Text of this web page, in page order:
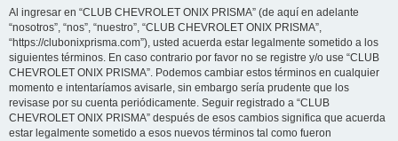
Al ingresar en “CLUB CHEVROLET ONIX PRISMA” (de aquí en adelante
“nosotros”, “nos”, “nuestro”, “CLUB CHEVROLET ONIX PRISMA”,
“https://clubonixprisma.com”), usted acuerda estar legalmente sometido a los
siguientes términos. En caso contrario por favor no se registre y/o use “CLUB
CHEVROLET ONIX PRISMA”. Podemos cambiar estos términos en cualquier
momento e intentaríamos avisarle, sin embargo sería prudente que los
revisase por su cuenta periódicamente. Seguir registrado a “CLUB
CHEVROLET ONIX PRISMA” después de esos cambios significa que acuerda
estar legalmente sometido a esos nuevos términos tal como fueron